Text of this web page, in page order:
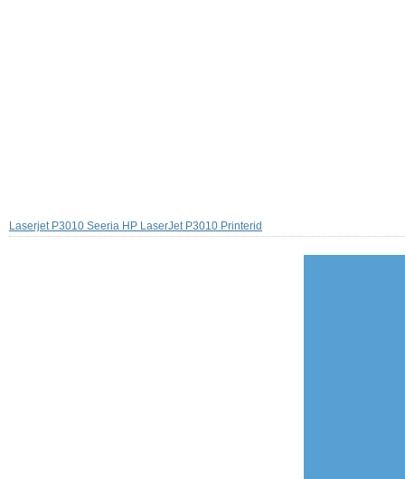
Laserjet P3010 Seeria HP LaserJet P3010 Printerid